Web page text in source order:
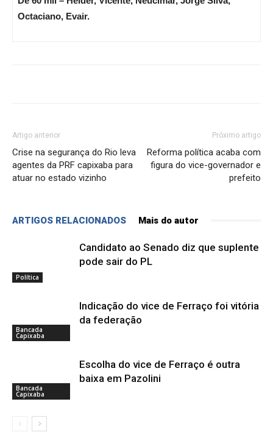
Octaciano, Evair.
Artigo anterior
Crise na segurança do Rio leva
agentes da PRF capixaba para
atuar no estado vizinho
Próximo artigo
Reforma política acaba com
figura do vice-governador e
prefeito
ARTIGOS RELACIONADOS Mais do autor
Política
Candidato ao Senado diz que suplente
pode sair do PL
Bancada
Capixaba
Indicação do vice de Ferraço foi vitória
da federação
Bancada
Capixaba
Escolha do vice de Ferraço é outra
baixa em Pazolini